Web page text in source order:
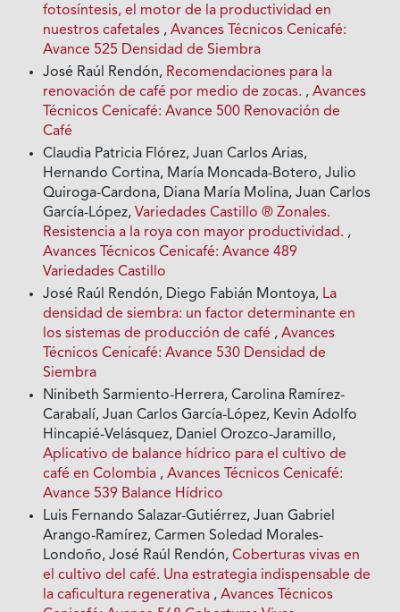
fotosíntesis, el motor de la productividad en
nuestros cafetales ,Avances Técnicos Cenicafé:
Avance 525 Densidad de Siembra
José Raúl Rendón, Recomendaciones para la
renovación de café por medio de zocas. ,Avances
Técnicos Cenicafé: Avance 500 Renovación de
Café
Claudia Patricia Flórez, Juan Carlos Arias,
Hernando Cortina, María Moncada-Botero, Julio
Quiroga-Cardona, Diana María Molina, Juan Carlos
García-López,Variedades Castillo ® Zonales.
Resistencia a la roya con mayor productividad. ,
Avances Técnicos Cenicafé: Avance 489
Variedades Castillo
José Raúl Rendón, Diego Fabián Montoya, La
densidad de siembra: un factor determinante en
los sistemas de producción de café ,Avances
Técnicos Cenicafé: Avance 530 Densidad de
Siembra
Ninibeth Sarmiento-Herrera, Carolina Ramírez-
Carabalí, Juan Carlos García-López, Kevin Adolfo
Hincapié-Velásquez, Daniel Orozco-Jaramillo,
Aplicativo de balance hídrico para el cultivo de
café en Colombia ,Avances Técnicos Cenicafé:
Avance 539 Balance Hídrico
Luis Fernando Salazar-Gutiérrez, Juan Gabriel
Arango-Ramírez, Carmen Soledad Morales-
Londoño, José Raúl Rendón,Coberturas vivas en
el cultivo del café. Una estrategia indispensable de
la caficultura regenerativa ,Avances Técnicos